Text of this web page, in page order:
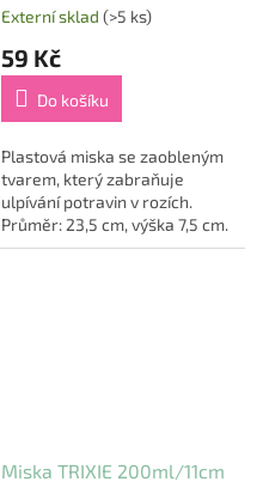
Externí sklad (>5 ks)
59 Kč
Do košíku
Plastová miska se zaobleným
tvarem, který zabraňuje
ulpívání potravin v rozích.
Průměr: 23,5 cm, výška 7,5 cm.
Miska TRIXIE 200ml/11cm